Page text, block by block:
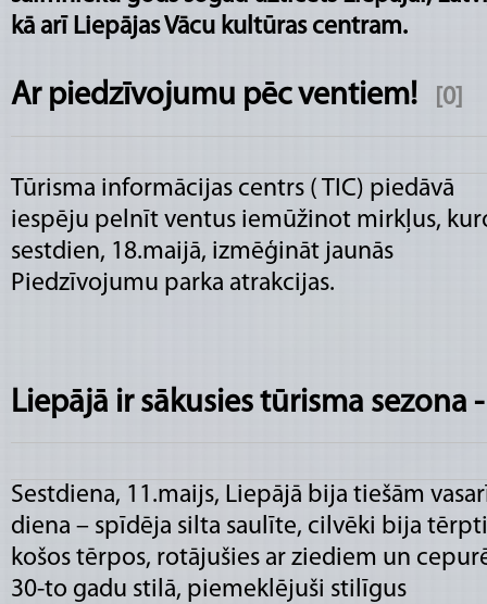
kā arī Liepājas Vācu kultūras centram.
Ar piedzīvojumu pēc ventiem! [0]
Tūrisma informācijas centrs ( TIC) piedāvā
iespēju pelnīt ventus iemūžinot mirkļus,
sestdien, 18.maijā, izmēģināt jaunās
Piedzīvojumu parka atrakcijas.
Liepājā ir sākusies tūrisma sezona
Sestdiena, 11.maijs, Liepājā bija tiešām
diena – spīdēja silta saulīte, cilvēki bija tērpti
košos tērpos, rotājušies ar ziediem un
30-to gadu stilā, piemeklējuši stilīgus